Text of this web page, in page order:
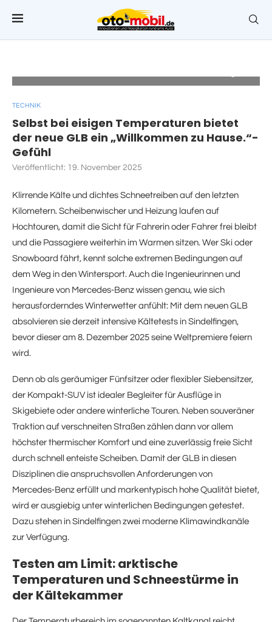
TECHNIK
Selbst bei eisigen Temperaturen bietet
der neue GLB ein „Willkommen zu Hause.“-
Gefühl
Veröffentlicht: 19. November 2025
Klirrende Kälte und dichtes Schneetreiben auf den letzten
Kilometern. Scheibenwischer und Heizung laufen auf
Hochtouren, damit die Sicht für Fahrerin oder Fahrer frei bleibt
und die Passagiere weiterhin im Warmen sitzen. Wer Ski oder
Snowboard fährt, kennt solche extremen Bedingungen auf
dem Weg in den Wintersport. Auch die Ingenieurinnen und
Ingenieure von Mercedes‑Benz wissen genau, wie sich
herausforderndes Winterwetter anfühlt: Mit dem neuen GLB
absolvieren sie derzeit intensive Kältetests in Sindelfingen,
bevor dieser am 8. Dezember 2025 seine Weltpremiere feiern
wird.
Denn ob als geräumiger Fünfsitzer oder flexibler Siebensitzer,
der Kompakt-SUV ist idealer Begleiter für Ausflüge in
Skigebiete oder andere winterliche Touren. Neben souveräner
Traktion auf verschneiten Straßen zählen dann vor allem
höchster thermischer Komfort und eine zuverlässig freie Sicht
durch schnell enteiste Scheiben. Damit der GLB in diesen
Disziplinen die anspruchsvollen Anforderungen von
Mercedes‑Benz erfüllt und markentypisch hohe Qualität bietet,
wird er ausgiebig unter winterlichen Bedingungen getestet.
Dazu stehen in Sindelfingen zwei moderne Klimawindkanäle
zur Verfügung.
Testen am Limit: arktische
Temperaturen und Schneestürme in
der Kältekammer